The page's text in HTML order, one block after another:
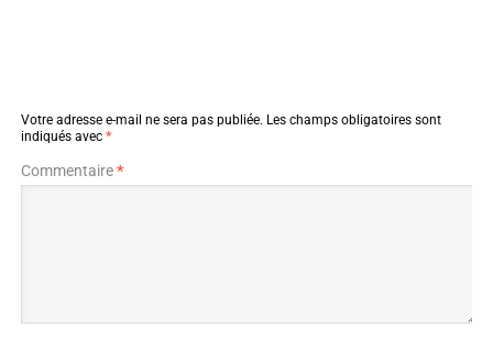
Votre adresse e-mail ne sera pas publiée. Les champs obligatoires sont
indiqués avec *
Commentaire*